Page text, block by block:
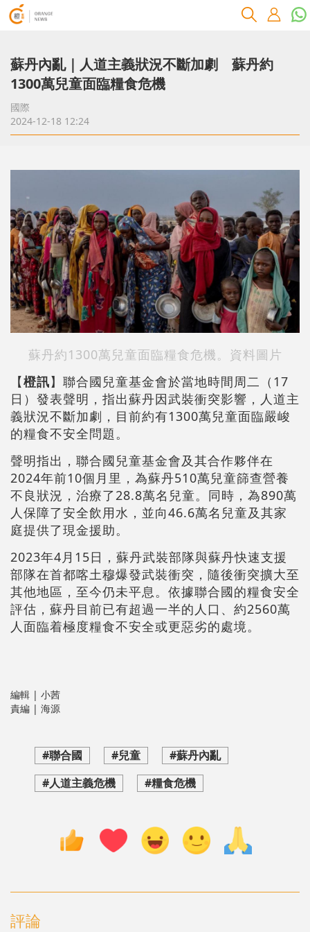
蘇丹內亂｜人道主義狀況不斷加劇 蘇丹約
1300萬兒童面臨糧食危機
國際
2024-12-18 12:24
蘇丹約1300萬兒童面臨糧食危機。資料圖片
【橙訊】聯合國兒童基金會於當地時間周二（17
日）發表聲明，指出蘇丹因武裝衝突影響，人道主
義狀況不斷加劇，目前約有1300萬兒童面臨嚴峻
的糧食不安全問題。
聲明指出，聯合國兒童基金會及其合作夥伴在
2024年前10個月里，為蘇丹510萬兒童篩查營養
不良狀況，治療了28.8萬名兒童。同時，為890萬
人保障了安全飲用水，並向46.6萬名兒童及其家
庭提供了現金援助。
2023年4月15日，蘇丹武裝部隊與蘇丹快速支援
部隊在首都喀土穆爆發武裝衝突，隨後衝突擴大至
其他地區，至今仍未平息。依據聯合國的糧食安全
評估，蘇丹目前已有超過一半的人口、約2560萬
人面臨着極度糧食不安全或更惡劣的處境。
編輯 | 小茜
責編 | 海源
#聯合國 #兒童
#蘇丹內亂
#人道主義危機
#糧食危機
評論